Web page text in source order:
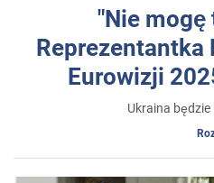
"Nie mogę
Reprezentantka
Eurowizji
Ukraina